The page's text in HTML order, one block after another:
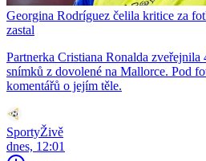
Georgina Rodríguez čelila kritice za
zastal
Partnerka Cristiana Ronalda zveřejnila
snímků z dovolené na Mallorce. Pod
komentářů o jejím těle.
SportyŽivě
dnes, 12:01